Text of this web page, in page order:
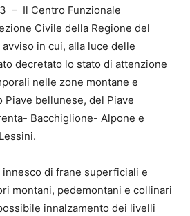
– Il Centro Funzionale
Civile della Regione del
in cui, alla luce delle
decretato lo stato di attenzione
nelle zone montane e
Piave bellunese, del Piave
Bacchiglione- Alpone e
di frane superficiali e
montani, pedemontani e collinari
innalzamento dei livelli